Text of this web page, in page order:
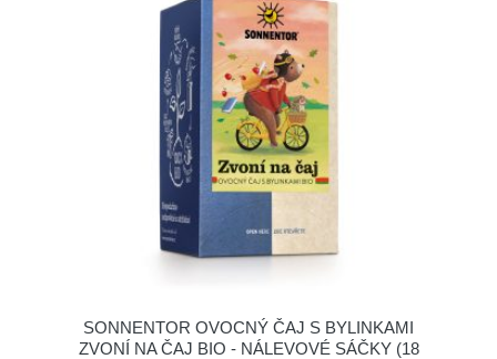
SONNENTOR OVOCNÝ ČAJ S BYLINKAMI
ZVONÍ NA ČAJ BIO - NÁLEVOVÉ SÁČKY (18